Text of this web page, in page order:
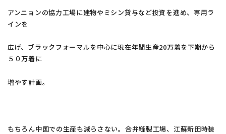
アンニョンの協力工場に建物やミシン貸与など投資を進め、専用ラ
インを
広げ、ブラックフォーマルを中心に現在年間生産20万着を下期から
５０万着に
増やす計画。
もちろん中国での生産も減らさない。合弁縫製工場、江蘇新田時装